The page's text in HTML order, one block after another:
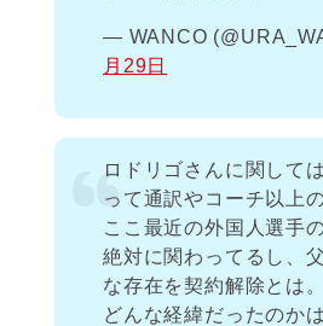
— WANCO
月29日
ロドリゴさんに関して
って通訳やコーチ以上
ここ最近の外国人選手
絶対に関わってるし、
な存在を契約解除とは。
どんな経緯だったのか